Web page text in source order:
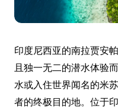
印度尼西亚的南拉贾安
且独一无二的潜水体验
水或入住世界闻名的米
者的终极目的地。位于